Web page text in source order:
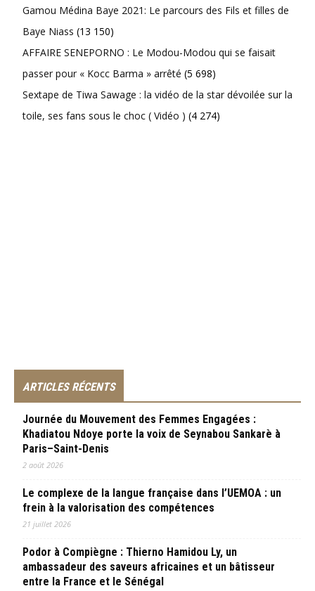
Gamou Médina Baye 2021: Le parcours des Fils et filles de
Baye Niass (13 150)
AFFAIRE SENEPORNO : Le Modou-Modou qui se faisait
passer pour « Kocc Barma » arrêté (5 698)
Sextape de Tiwa Sawage : la vidéo de la star dévoilée sur la
toile, ses fans sous le choc ( Vidéo ) (4 274)
ARTICLES RÉCENTS
Journée du Mouvement des Femmes Engagées :
Khadiatou Ndoye porte la voix de Seynabou Sankarè à
Paris–Saint-Denis
2 août 2026
Le complexe de la langue française dans l’UEMOA : un
frein à la valorisation des compétences
21 juillet 2026
Podor à Compiègne : Thierno Hamidou Ly, un
ambassadeur des saveurs africaines et un bâtisseur
entre la France et le Sénégal